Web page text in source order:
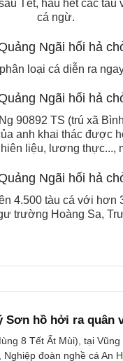
Tết, hầu hết các
cá ngừ.
loại cá diễn ra
90892 TS (trú xã
anh khai thác được
liệu, lương thực...,
4.500 tàu cá với
trường Hoàng Sa,
Sơn hồ hởi ra quân
8 Tết Ất Mùi), tại
Nghiệp đoàn nghề cá An